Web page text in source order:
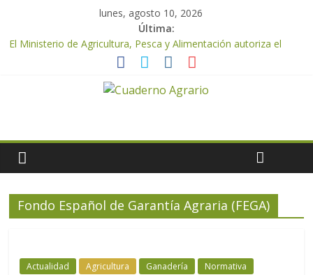
lunes, agosto 10, 2026
Última:
El Ministerio de Agricultura, Pesca y Alimentación autoriza el
pago de 85 millones adicionales de ayudas de la PAC de
El Ministerio de Agricultura, Pesca y Alimentación otorga los
dejar la uva en el campo
El Ministerio de Agricultura, Pesca y Alimentación impulsa un
seguridad y la transparencia del sector
ASAJA Almería: las primeras recolecciones de almendra
Fondo Español de Garantía Agraria (FEGA)
Actualidad Agricultura Ganadería Normativa